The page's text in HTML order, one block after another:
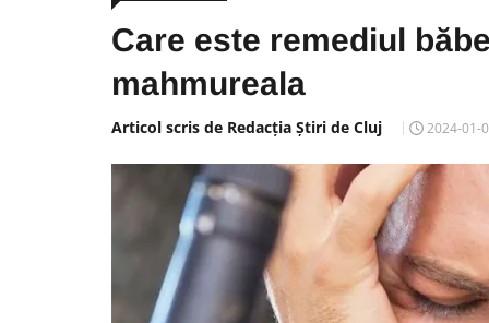
Care este remediul
mahmureala
Articol scris de Redacția Știri de Cluj 2024-01-